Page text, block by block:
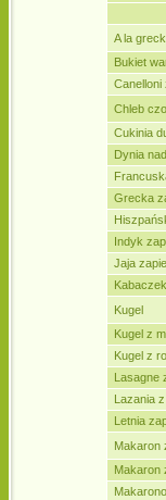
A la
Bukiet
Chleb
Cukinia
Dynia
Grecka
Indyk
Jaja
Kugel
Kugel z
Kugel z
Lasagne
Lazania
Letnia
Makaron
Makaron